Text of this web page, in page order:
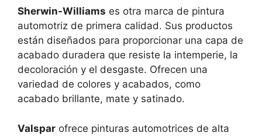
Sherwin-Williams es otra marca de pintura
automotriz de primera calidad. Sus productos
están diseñados para proporcionar una capa de
acabado duradera que resiste la intemperie, la
decoloración y el desgaste. Ofrecen una
variedad de colores y acabados, como
acabado brillante, mate y satinado.
Valspar ofrece pinturas automotrices de alta